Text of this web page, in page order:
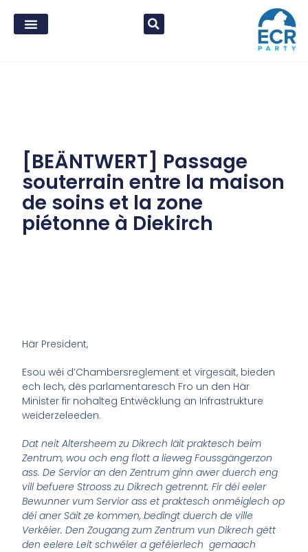
[BEÄNTWERT] Passage
souterrain entre la maison
de soins et la zone
piétonne à Diekirch
Här President,
Esou wéi d’Chambersreglement et virgesäit, bieden
ech Iech, dës parlamentaresch Fro un den Här
Minister fir nohalteg Entwécklung an Infrastrukture
weiderzeleeden.
Dat neit Altersheem zu Dikrech läit praktesch beim
Zentrum, wou och eng flott a lieweg Foussgängerzon
ass. De Servior an den Zentrum ginn awer duerch eng
vill befuere Strooss zu Dikrech getrennt. Fir déi eeler
Bewunner vum Servior ass et praktesch onméiglech op
déi aner Säit ze kommen, bedingt duerch de ville
Verkéier. Den Zougang zum Zentrum vun Dikrech gëtt
den eelere Leit schwéier a geféierlech gemaach